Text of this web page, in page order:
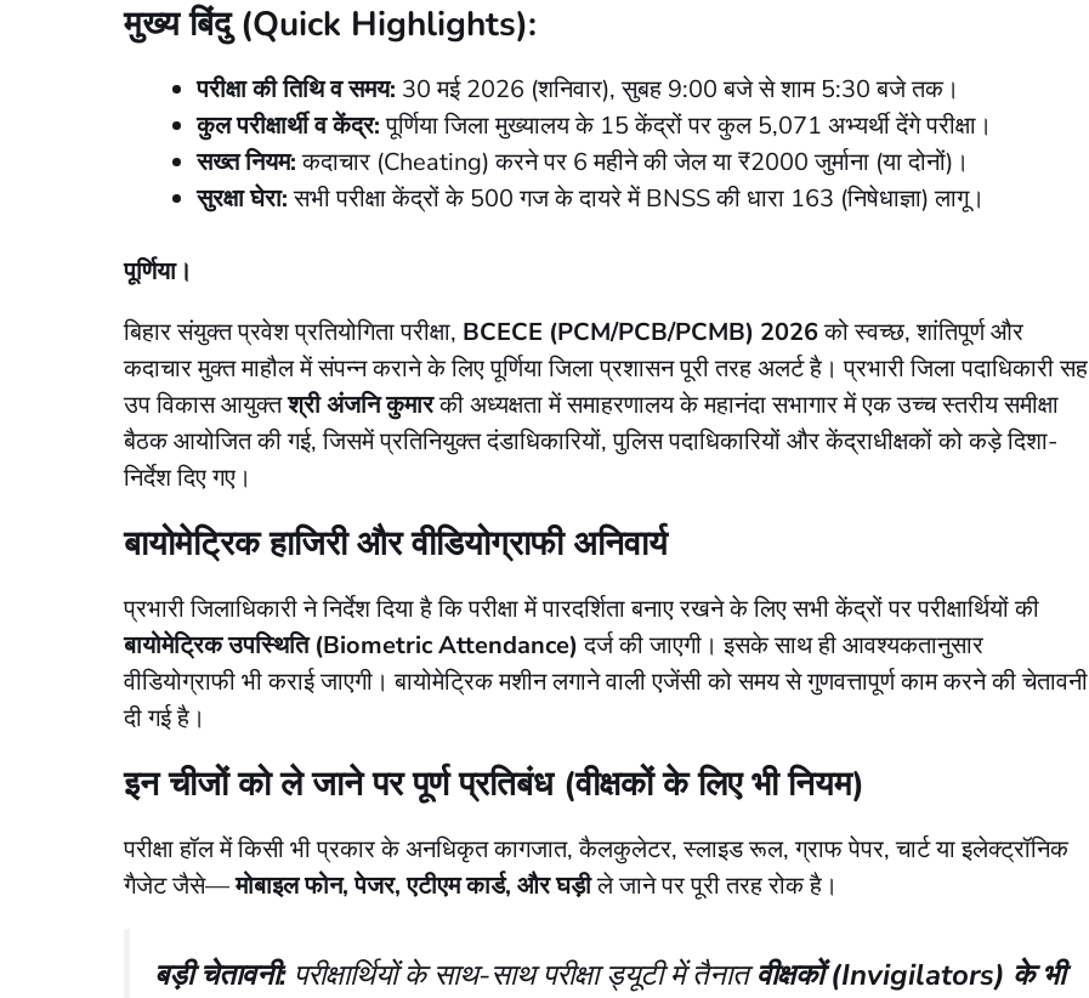
मुख्य बिंदु (Quick Highlights):
परीक्षा की तिथि व समय: 30 मई 2026 (शनिवार), सुबह 9:00 बजे से शाम 5:30 बजे तक।
कुल परीक्षार्थी व केंद्र:पूर्णिया जिला मुख्यालय के 15 केंद्रों पर कुल 5,071 अभ्यर्थी देंगे परीक्षा।
सख्त नियम:कदाचार (Cheating) करने पर 6 महीने की जेल या ₹2000 जुर्माना (या दोनों)।
सुरक्षा घेरा:सभी परीक्षा केंद्रों के 500 गज के दायरे में BNSS की धारा 163 (निषेधाज्ञा) लागू।
पूर्णिया।
बिहार संयुक्त प्रवेश प्रतियोगिता परीक्षा, BCECE (PCM/PCB/PCMB) 2026को स्वच्छ, शांतिपूर्ण और
कदाचार मुक्त माहौल में संपन्न कराने के लिए पूर्णिया जिला प्रशासन पूरी तरह अलर्ट है। प्रभारी जिला पदाधिकारी सह
उप विकास आयुक्तश्री अंजनि कुमारकी अध्यक्षता में समाहरणालय के महानंदा सभागार में एक उच्च स्तरीय समीक्षा
बैठक आयोजित की गई, जिसमें प्रतिनियुक्त दंडाधिकारियों, पुलिस पदाधिकारियों और केंद्राधीक्षकों को कड़े दिशा-
निर्देश दिए गए।
बायोमेट्रिक हाजिरी और वीडियोग्राफी अनिवार्य
​प्रभारी जिलाधिकारी ने निर्देश दिया है कि परीक्षा में पारदर्शिता बनाए रखने के लिए सभी केंद्रों पर परीक्षार्थियों की
बायोमेट्रिक उपस्थिति (Biometric Attendance)दर्ज की जाएगी। इसके साथ ही आवश्यकतानुसार
वीडियोग्राफी भी कराई जाएगी। बायोमेट्रिक मशीन लगाने वाली एजेंसी को समय से गुणवत्तापूर्ण काम करने की चेतावनी
दी गई है।
इन चीजों को ले जाने पर पूर्ण प्रतिबंध (वीक्षकों के लिए भी नियम)
​परीक्षा हॉल में किसी भी प्रकार के अनधिकृत कागजात, कैलकुलेटर, स्लाइड रूल, ग्राफ पेपर, चार्ट या इलेक्ट्रॉनिक
गैजेट जैसे—मोबाइल फोन, पेजर, एटीएम कार्ड, और घड़ीले जाने पर पूरी तरह रोक है।
बड़ी चेतावनी: परीक्षार्थियों के साथ-साथ परीक्षा ड्यूटी में तैनातवीक्षकों (Invigilators) के भी